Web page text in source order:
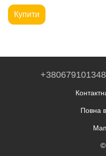
Купити
+380679101348
Повна
©